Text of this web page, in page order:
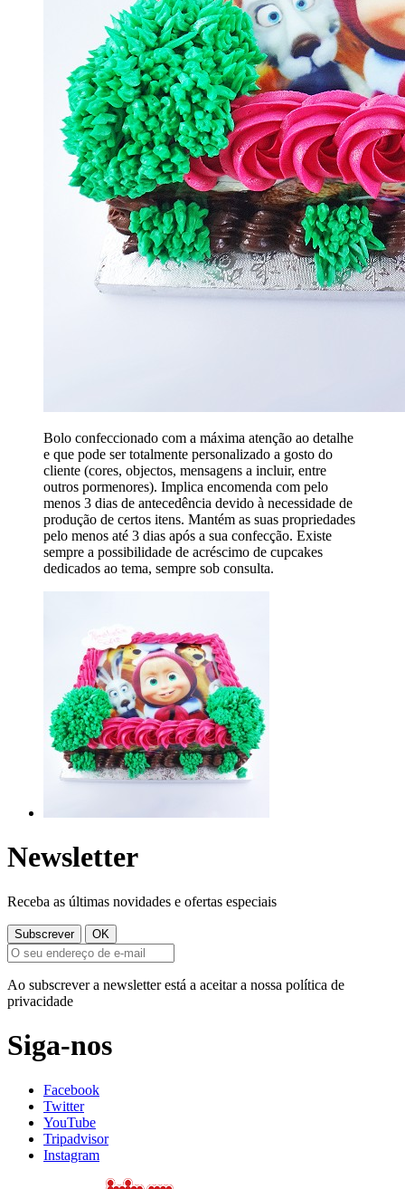
Bolo confeccionado com a máxima atenção ao detalhe
e que pode ser totalmente personalizado a gosto do
cliente (cores, objectos, mensagens a incluir, entre
outros pormenores). Implica encomenda com pelo
menos 3 dias de antecedência devido à necessidade de
produção de certos itens. Mantém as suas propriedades
pelo menos até 3 dias após a sua confecção. Existe
sempre a possibilidade de acréscimo de cupcakes
dedicados ao tema, sempre sob consulta.
Newsletter
Receba as últimas novidades e ofertas especiais
Ao subscrever a newsletter está a aceitar a nossa política de
privacidade
Siga-nos
Facebook
Twitter
YouTube
Tripadvisor
Instagram